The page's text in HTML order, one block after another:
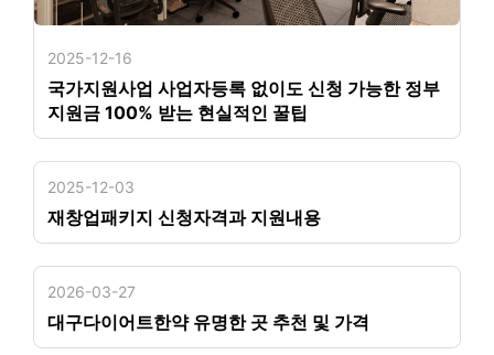
2025-12-16
국가지원사업 사업자등록 없이도 신청 가능한 정부
지원금 100% 받는 현실적인 꿀팁
2025-12-03
재창업패키지 신청자격과 지원내용
2026-03-27
대구다이어트한약 유명한 곳 추천 및 가격